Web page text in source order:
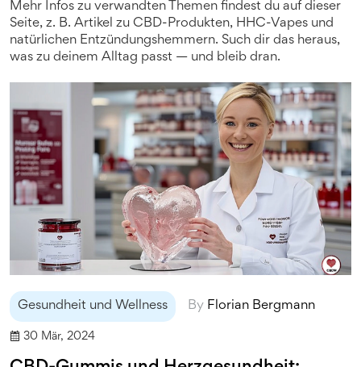
Mehr Infos zu verwandten Themen findest du auf dieser
Seite, z. B. Artikel zu CBD-Produkten, HHC-Vapes und
natürlichen Entzündungshemmern. Such dir das heraus,
was zu deinem Alltag passt — und bleib dran.
Gesundheit und Wellness By Florian Bergmann
30 Mär, 2024